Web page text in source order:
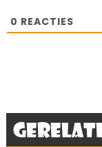
0 REACTIES